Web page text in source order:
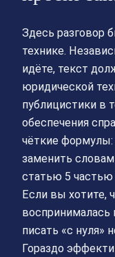
Здесь разговор
технике.
идёте, текст
юридической
публицистики в
обеспечения
чёткие формулы:
заменить
статью 5
Если вы хотите,
воспринималась
писать «с нуля»
Гораздо